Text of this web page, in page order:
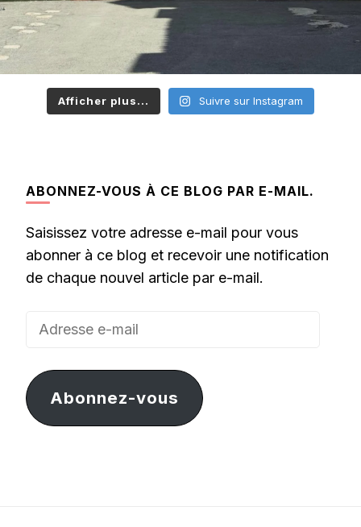
Afficher plus... Suivre sur Instagram
ABONNEZ-VOUS À CE BLOG PAR E-MAIL.
Saisissez votre adresse e-mail pour vous
abonner à ce blog et recevoir une notification
de chaque nouvel article par e-mail.
Adresse
mail
Abonnez-vous